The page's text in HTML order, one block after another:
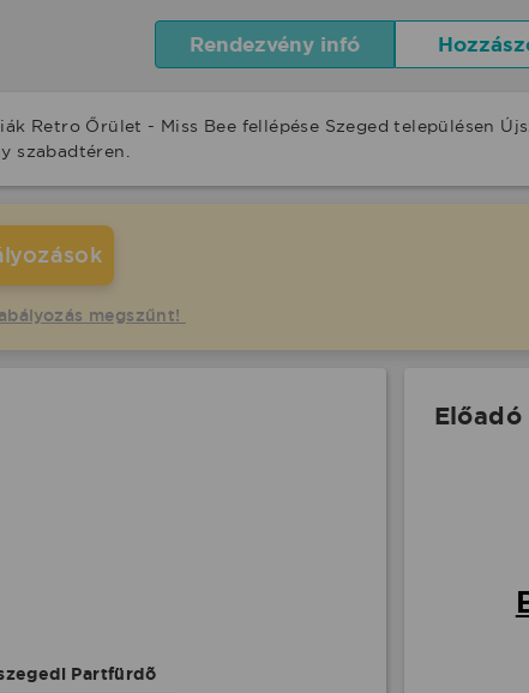
Rendezvény infó
Retro Őrület - Miss Bee fellépése Szeged településen
szabadtéren.
megszűnt!
Partfürdõ